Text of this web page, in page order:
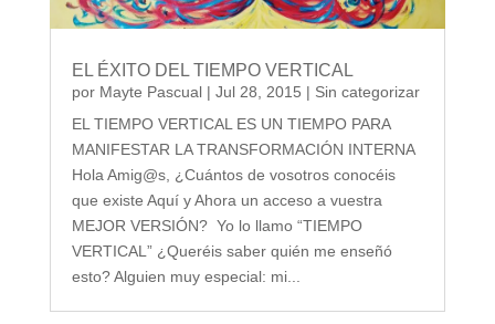
EL ÉXITO DEL TIEMPO VERTICAL
por Mayte Pascual| Jul 28, 2015 | Sin categorizar
EL TIEMPO VERTICAL ES UN TIEMPO PARA
MANIFESTAR LA TRANSFORMACIÓN INTERNA
Hola Amig@s, ¿Cuántos de vosotros conocéis
que existe Aquí y Ahora un acceso a vuestra
MEJOR VERSIÓN? Yo lo llamo “TIEMPO
VERTICAL” ¿Queréis saber quién me enseñó
esto? Alguien muy especial: mi...